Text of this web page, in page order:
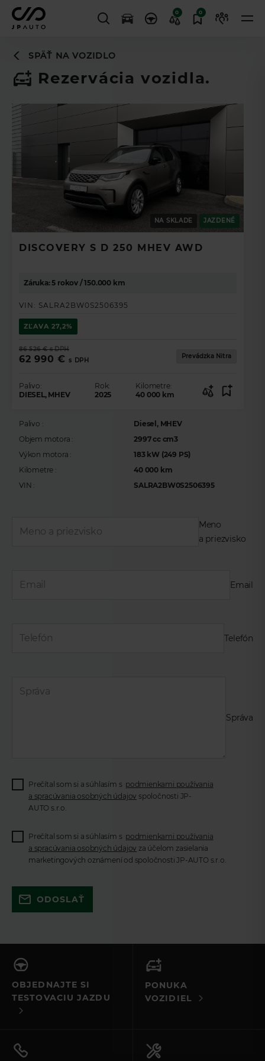
0 0
SPÄŤ NA VOZIDLO
Rezervácia vozidla.
NA SKLADE JAZDENÉ
DISCOVERY S D 250 MHEV AWD
Záruka: 5 rokov / 150.000 km
VIN: SALRA2BW0S2506395
ZĽAVA 27,2%
86 526 € s DPH
62 990 € s DPH
Prevádzka Nitra
Palivo:
DIESEL, MHEV
Rok:
2025
Kilometre:
40 000 km
Palivo :
Diesel, MHEV
Objem motora :
2997 cc cm3
Výkon motora :
183 kW (249 PS)
Kilometre :
40 000 km
VIN :
SALRA2BW0S2506395
Meno
a priezvisko
Email
Telefón
Správa
Prečítal som si a súhlasím s podmienkami používania
a spracúvania osobných údajov spoločnosti JP-
AUTO s.r.o.
Prečítal som si a súhlasím s podmienkami používania
a spracúvania osobných údajov za účelom zasielania
marketingových oznámení od spoločnosti JP-AUTO s.r.o.
vyplnili všetky povinné polia. Ak to
ODOSLAŤ
OBJEDNAJTE SI
TESTOVACIU JAZDU
PONUKA
VOZIDIEL